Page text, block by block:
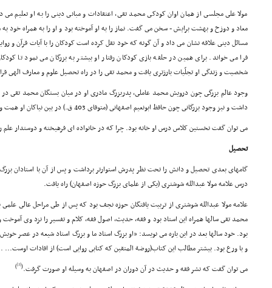
مولا على مجلسى از همان اوان کودکى محمد تقى، اعتقادات و مبانى دینى را به او تعلیم مى
معاد و دوزخ و بهشت برایش - سخن مى گفت. نماز را به او آموخته بود و او را به همراه خود
مسائل دینى علاقه نشان مى داد و آن گونه که خود نقل کرده است کودکان را با آیات قرآن و
فرا مى خواند. براى همین در حلقه بازى کودکان رفتار او بیشتر به بزرگان مى نمود تا
شخصیت و زندگى او تجلّیات بارزترى یافت و محمد تقى را در راه تحصیل علوم و معارف الهى
وجود عالم بزرگى چون درویش محمد عاملى، پدربزرگ مادرى او در میان بستگان محمد تقى
داشت و نیز وجود بزرگانى چون حافظ ابونعیم اصفهانى (متوفاى 403 ق.) در بین نیاکان او همت و علاقه او را به قدم نهادن در راه آنان مى افزود.
مى توان گفت نخستین کلاس درس او خانه بود. چرا که در خانواده اى فرهیخته و دوستدار
تحصیل
گامهاى بعدى تحصیل و دانش را تحت نظر پدرش استوارتر برداشت و پس از آن با استادان
درس علامه مولا عبدالله شوشترى (یکى از علماى بزرگ حوزه اصفهان) راه یافت.
علامه مولا عبدالله شوشترى از تربیت یافتگان حوزه نجف بود که پس از طى مراحل عالى
محمد تقى سالها همراه این استاد بود و فقه، حدیث، اصول فقه، کلام و تفسیر را نزد وى
بود. خود سالها بعد در این باره مى نویسد: «او بزرگ استاد ما و بزرگ استاد شیعه در عصر
و با ورع بود. بیشتر مطالب این کتاب(روضة المتقین که کتابى روایى است) از افادات اوست...
مى توان گفت که نشر فقه و حدیث در آن دوران در اصفهان به وسیله او صورت گرفت.(
[2]
)